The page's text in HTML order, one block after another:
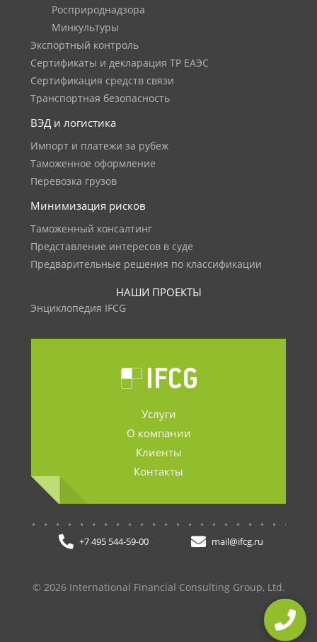
Росприроднадзора
Минкультуры
Экспортный контроль
Сертификаты и декларация ТР ЕАЭС
Сертификация средств связи
Транспортная безопасность
ВЭД и логистика
Импорт и платежи за рубеж
Таможенное оформление
Перевозка грузов
Минимизация рисков
Таможенный консалтинг
Представление интересов в суде
Предварительные решения по классификации
НАШИ ПРОЕКТЫ
Энциклопедия IFCG
Услуги
О компании
Клиенты
Контакты
+7 495 544-59-00 mail@ifcg.ru
© 2026 International Financial Consulting Group, Ltd.